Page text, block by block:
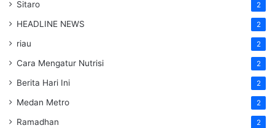
Sitaro 2
HEADLINE NEWS 2
riau 2
Cara Mengatur Nutrisi 2
Berita Hari Ini 2
Medan Metro 2
Ramadhan 2